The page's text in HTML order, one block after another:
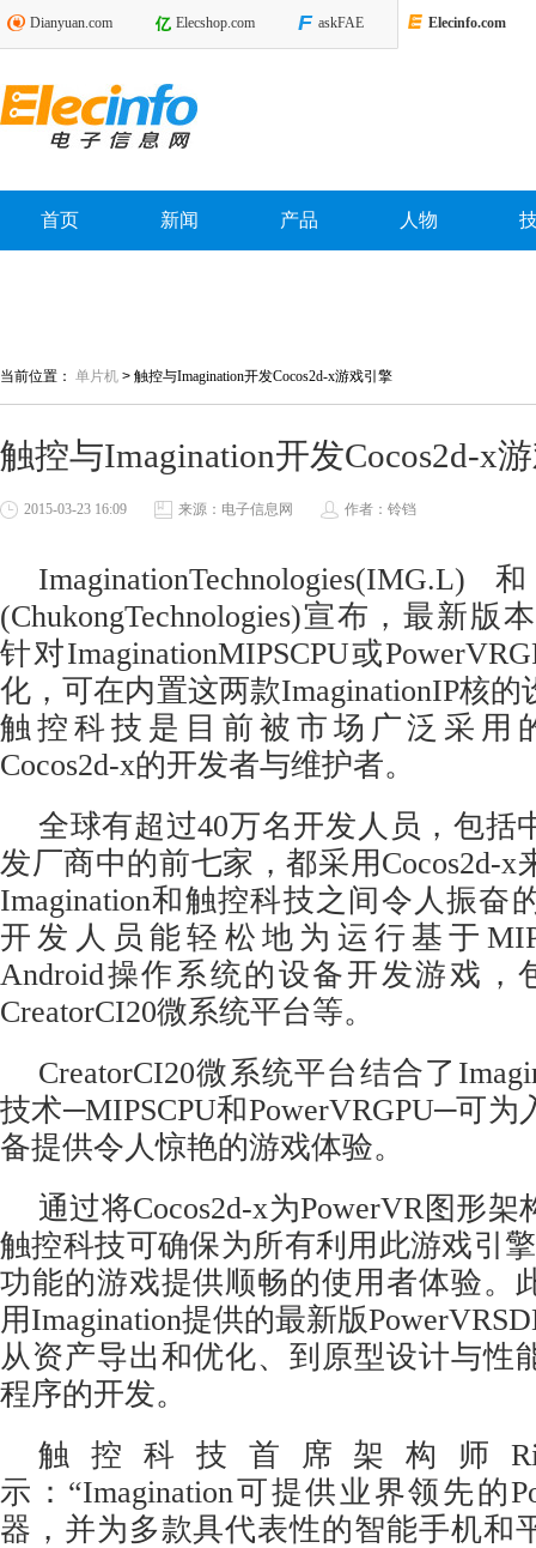
Dianyuan.com Elecshop.com askFAE Elecinfo.com
首页 新闻 产品 人物
当前位置： 单片机 > 触控与Imagination开发Cocos2d-x游戏引擎
触控与Imagination开发Cocos2d-x
2015-03-23 16:09 来源：电子信息网 作者：铃铛
(ChukongTechnologies)宣布，最新版
针对ImaginationMIPSCPU或
化，可在内置这两款ImaginationIP核
触控科技是目前被市场广泛采用
Cocos2d-x的开发者与维护者。
全球有超过40万名开发人员，包括
发厂商中的前七家，都采用Cocos2d-x
Imagination和触控科技之间令人振奋
开发人员能轻松地为运行基于
Android操作系统的设备开发游戏，
CreatorCI20微系统平台等。
CreatorCI20微系统平台结合了
技术─MIPSCPU和PowerVRGPU─可
备提供令人惊艳的游戏体验。
通过将Cocos2d-x为PowerVR图形
触控科技可确保为所有利用此游戏引
功能的游戏提供顺畅的使用者体验。
用Imagination提供的最新版
从资产导出和优化、到原型设计与性
程序的开发。
触控科技首席架构师
示：“Imagination可提供业界领先的
器，并为多款具代表性的智能手机和